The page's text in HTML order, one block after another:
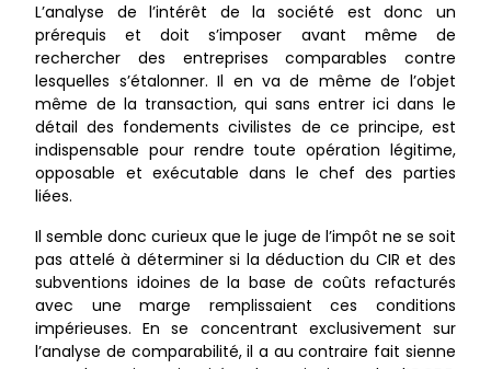
L’analyse de l’intérêt de la société est donc un
prérequis et doit s’imposer avant même de
rechercher des entreprises comparables contre
lesquelles s’étalonner. Il en va de même de l’objet
même de la transaction, qui sans entrer ici dans le
détail des fondements civilistes de ce principe, est
indispensable pour rendre toute opération légitime,
opposable et exécutable dans le chef des parties
liées.
Il semble donc curieux que le juge de l’impôt ne se soit
pas attelé à déterminer si la déduction du CIR et des
subventions idoines de la base de coûts refacturés
avec une marge remplissaient ces conditions
impérieuses. En se concentrant exclusivement sur
l’analyse de comparabilité, il a au contraire fait sienne